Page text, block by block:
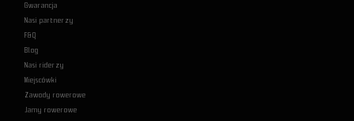
Gwarancja
Nasi partnerzy
F&Q
Blog
Nasi riderzy
Miejscówki
Zawody rowerowe
Jamy rowerowe